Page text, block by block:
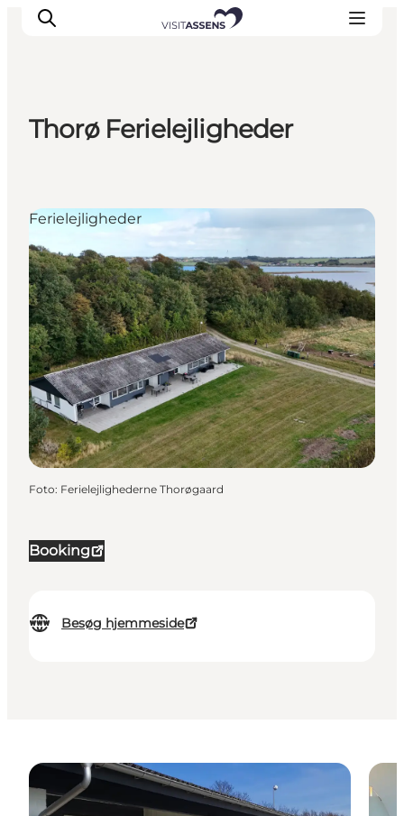
Spis & drik
Det sker
Åbningstider
Thorø Ferielejligheder
Booking
Besøg hjemmeside
Ferielejligheder
Foto: Ferielejlighederne Thorøgaard